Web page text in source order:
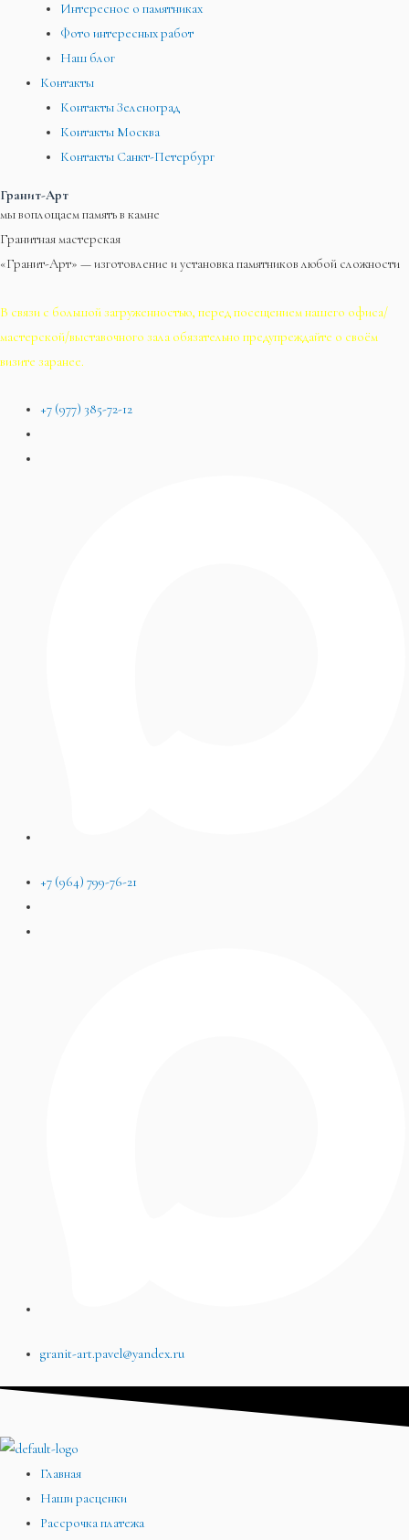
Интересное о памятниках
Фото интересных работ
Наш блог
Контакты
Контакты Зеленоград
Контакты Москва
Контакты Санкт-Петербург
Гранит-Арт
мы воплощаем память в камне
Гранитная мастерская
«Гранит-Арт» — изготовление и установка памятников любой сложности
В связи с большой загруженностью, перед посещением нашего офиса/
мастерской/выставочного зала обязательно предупреждайте о своём
визите заранее.
+7 (977) 385-72-12
+7 (964) 799-76-21
granit-art.pavel@yandex.ru
Главная
Наши расценки
Рассрочка платежа